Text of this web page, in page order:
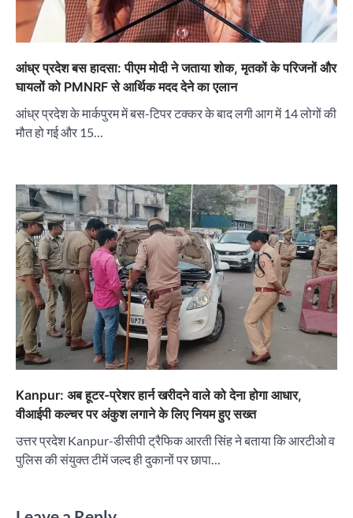
आंध्र प्रदेश बस हादसा: पीएम मोदी ने जताया शोक, मृतकों के परिजनों और
घायलों को PMNRF से आर्थिक मदद देने का एलान
आंध्र प्रदेश के मार्कपुरम में बस-टिपर टक्कर के बाद लगी आग में 14 लोगों की
मौत हो गई और 15…
Kanpur: अब हूटर-प्रेशर हार्न खरीदने वाले को देना होगा आधार,
वीआईपी कल्चर पर अंकुश लगाने के लिए नियम हुए सख्त
उत्तर प्रदेश Kanpur-डीसीपी ट्रैफिक आरती सिंह ने बताया कि आरटीओ व
पुलिस की संयुक्त टीमें जल्द ही दुकानों पर छापा…